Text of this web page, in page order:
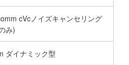
cVcノイズキャンセリング
み)
ダイナミック型